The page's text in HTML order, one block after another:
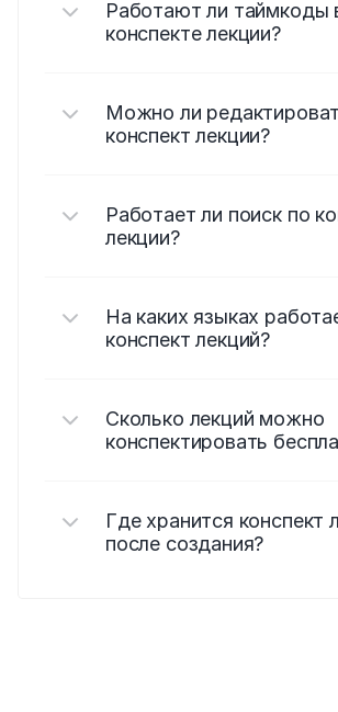
Работают ли таймкоды
конспекте лекции?
Можно ли
конспект лекции?
Работает ли поиск по
лекции?
На каких языках
конспект лекций?
Сколько лекций можно
конспектировать
Где хранится конспект
после создания?